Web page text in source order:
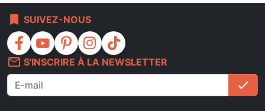
bookmark SUIVEZ-NOUS
facebook youtube pinterest instagram
tiktok
mail_outline S'INSCRIRE À LA NEWSLETTER
check